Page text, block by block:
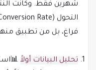
شهرين فقط. وكانت
فراغ، بل من تطبيق
تحليل البيانات أولاً